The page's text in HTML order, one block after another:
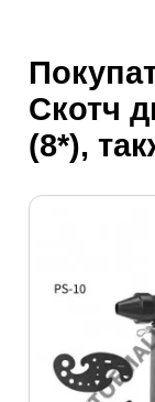
Скотч
(8*),